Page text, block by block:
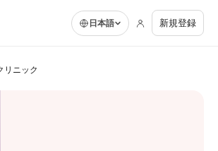
日本語 新規登録
リニック